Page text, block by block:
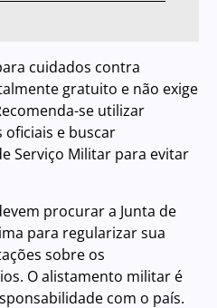
cuidados contra
gratuito e não exige
se utilizar
oficiais e buscar
Serviço Militar para evitar
procurar a Junta de
para regularizar sua
sobre os
O alistamento militar é
com o país.